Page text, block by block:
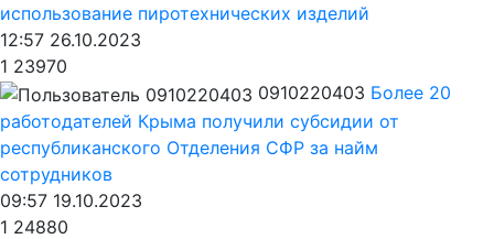
использование пиротехнических изделий
12:57 26.10.2023
1 23970
0910220403 Более 20
работодателей Крыма получили субсидии от
республиканского Отделения СФР за найм
сотрудников
09:57 19.10.2023
1 24880